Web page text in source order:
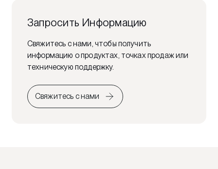
Запросить Информацию
Свяжитесь с нами, чтобы получить
информацию о продуктах, точках продаж или
техническую поддержку.
Свяжитесь с нами